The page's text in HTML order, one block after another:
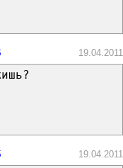
19.04.2011
19.04.2011